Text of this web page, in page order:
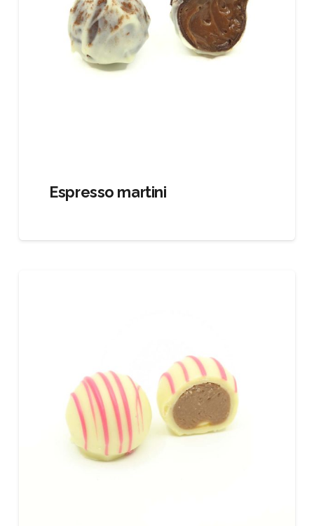
Espresso martini